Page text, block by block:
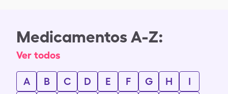
Medicamentos A-Z:
Ver todos
A B C D E F G H
I